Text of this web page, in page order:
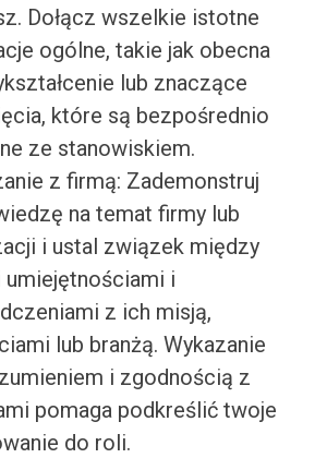
Dołącz wszelkie istotne
ogólne, takie jak obecna
lub znaczące
które są bezpośrednio
ze stanowiskiem.
z firmą: Zademonstruj
na temat firmy lub
i ustal związek między
i
z ich misją,
lub branżą. Wykazanie
i zgodnością z
pomaga podkreślić twoje
do roli.